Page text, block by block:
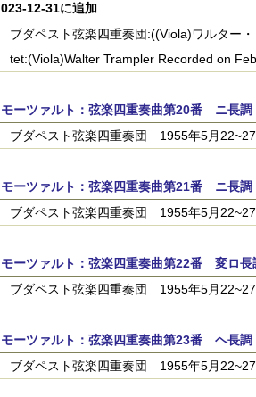
023-12-31に追加
ブダペスト弦楽四重奏団:((Viola)ワルター
tet:(Viola)Walter Trampler Recorded on
モーツァルト：弦楽四重奏曲第20番 ニ長
ブダペスト弦楽四重奏団 1955年5月
モーツァルト：弦楽四重奏曲第21番 ニ長
ブダペスト弦楽四重奏団 1955年5月
モーツァルト：弦楽四重奏曲第22番 変ロ
ブダペスト弦楽四重奏団 1955年5月
モーツァルト：弦楽四重奏曲第23番 ヘ長
ブダペスト弦楽四重奏団 1955年5月